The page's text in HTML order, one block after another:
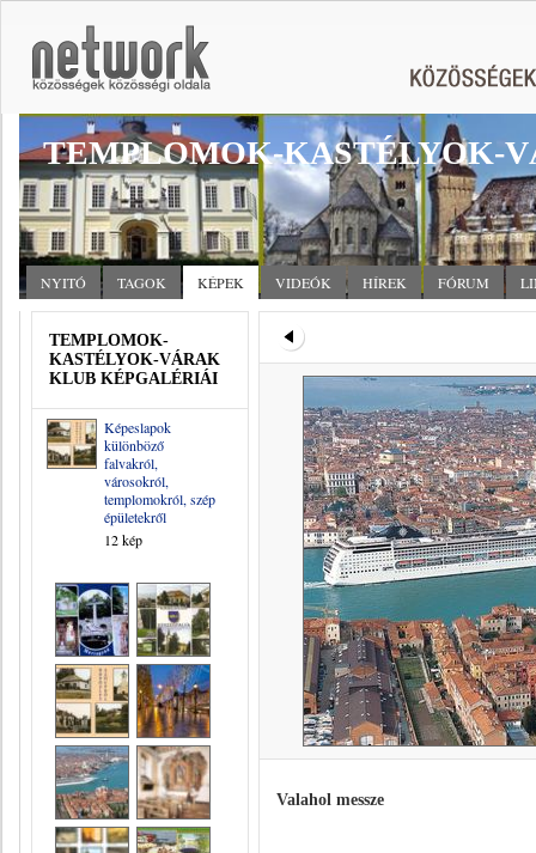
TEMPLOMOK-KASTÉLYOK-
NYITÓ TAGOK KÉPEK VIDEÓK HÍREK FÓRUM
TEMPLOMOK-
KASTÉLYOK-VÁRAK
KLUB KÉPGALÉRIÁI
Képeslapok
különböző
falvakról,
városokról,
templomokról, szép
épületekről
12 kép
Valahol messze